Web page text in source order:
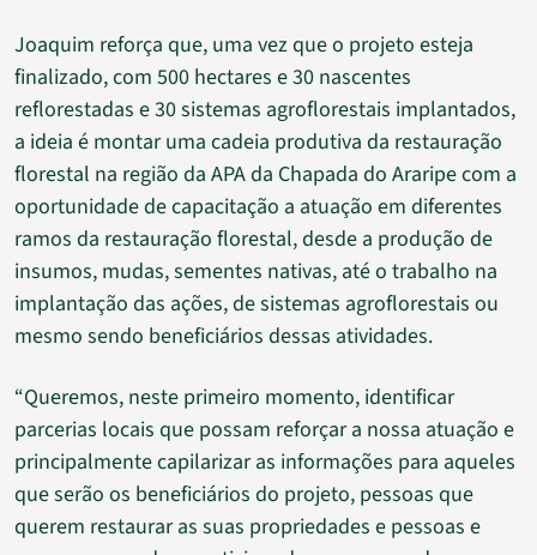
Joaquim reforça que, uma vez que o projeto esteja
finalizado, com 500 hectares e 30 nascentes
reflorestadas e 30 sistemas agroflorestais implantados,
a ideia é montar uma cadeia produtiva da restauração
florestal na região da APA da Chapada do Araripe com a
oportunidade de capacitação a atuação em diferentes
ramos da restauração florestal, desde a produção de
insumos, mudas, sementes nativas, até o trabalho na
implantação das ações, de sistemas agroflorestais ou
mesmo sendo beneficiários dessas atividades.
“Queremos, neste primeiro momento, identificar
parcerias locais que possam reforçar a nossa atuação e
principalmente capilarizar as informações para aqueles
que serão os beneficiários do projeto, pessoas que
querem restaurar as suas propriedades e pessoas e